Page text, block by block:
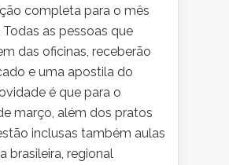
completa para o mês
as pessoas que
das oficinas, receberão
e uma apostila do
é que para o
março, além dos pratos
inclusas também aulas
brasileira, regional